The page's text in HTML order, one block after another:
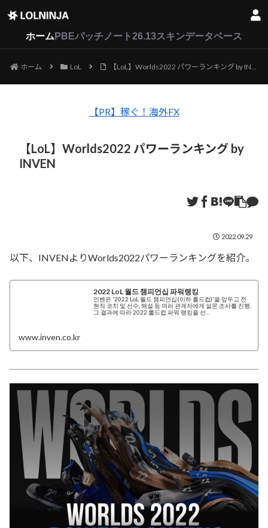
ホーム PBEパッチノート26.13スキンデータベース
ホーム LoL 【LoL】Worlds2022 パワーランキング by INVEN
【PR】稼ぐ！海外FX
【LoL】Worlds2022 パワーランキング by
INVEN
2022.09.29
以下、INVENよりWorlds2022パワーランキングを紹介。
2022 LoL 월드 챔피언십 파워랭킹
인벤은 '2022 LoL 월드 챔피언십(이하 롤드컵)'을 앞두고 전
현직 코치 및 선수, 해설 등 여러 관계자에게 설문 조사를 진행,
그 결과에 따라 2022 롤드컵 파워 랭킹을 선...
www.inven.co.kr